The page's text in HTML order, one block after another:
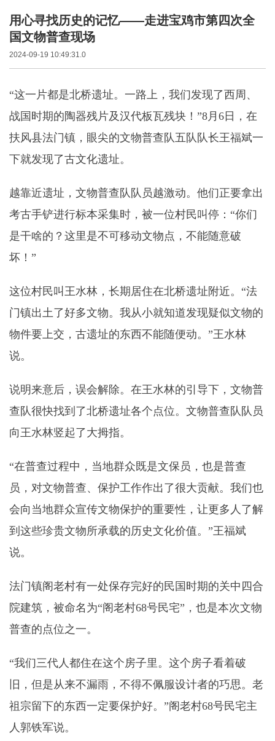
用心寻找历史的记忆——走进宝鸡市第四次全
国文物普查现场
2024-09-19 10:49:31.0
“这一片都是北桥遗址。一路上，我们发现了西周、
战国时期的陶器残片及汉代板瓦残块！”8月6日，在
扶风县法门镇，眼尖的文物普查队五队队长王福斌一
下就发现了古文化遗址。
越靠近遗址，文物普查队队员越激动。他们正要拿出
考古手铲进行标本采集时，被一位村民叫停：“你们
是干啥的？这里是不可移动文物点，不能随意破
坏！”
这位村民叫王水林，长期居住在北桥遗址附近。“法
门镇出土了好多文物。我从小就知道发现疑似文物的
物件要上交，古遗址的东西不能随便动。”王水林
说。
说明来意后，误会解除。在王水林的引导下，文物普
查队很快找到了北桥遗址各个点位。文物普查队队员
向王水林竖起了大拇指。
“在普查过程中，当地群众既是文保员，也是普查
员，对文物普查、保护工作作出了很大贡献。我们也
会向当地群众宣传文物保护的重要性，让更多人了解
到这些珍贵文物所承载的历史文化价值。”王福斌
说。
法门镇阁老村有一处保存完好的民国时期的关中四合
院建筑，被命名为“阁老村68号民宅”，也是本次文物
普查的点位之一。
“我们三代人都住在这个房子里。这个房子看着破
旧，但是从来不漏雨，不得不佩服设计者的巧思。老
祖宗留下的东西一定要保护好。”阁老村68号民宅主
人郭铁军说。